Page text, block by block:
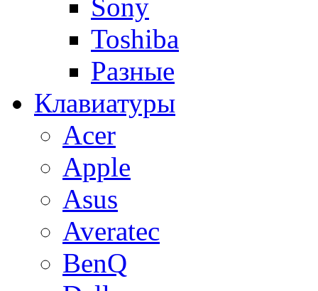
Sony
Toshiba
Разные
Клавиатуры
Acer
Apple
Asus
Averatec
BenQ